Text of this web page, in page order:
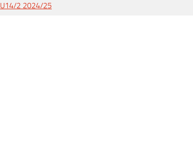
U14/2 2024/25